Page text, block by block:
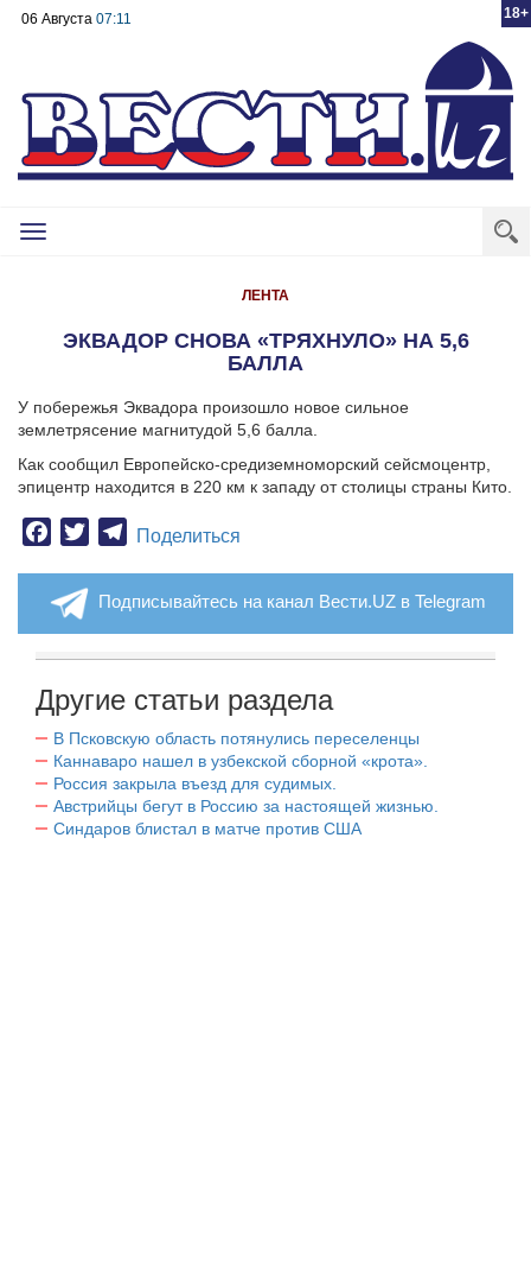
18+
06 Августа 07:11
Toggle
ЛЕНТА
ЭКВАДОР СНОВА «ТРЯХНУЛО» НА 5,6
БАЛЛА
У побережья Эквадора произошло новое сильное
землетрясение магнитудой 5,6 балла.
Как сообщил Европейско-средиземноморский сейсмоцентр,
эпицентр находится в 220 км к западу от столицы страны Кито.
Facebook
TwitterTelegram
Поделиться
Подписывайтесь на канал Вести.UZ в Telegram
Другие статьи раздела
В Псковскую область потянулись переселенцы
Каннаваро нашел в узбекской сборной «крота».
Россия закрыла въезд для судимых.
Австрийцы бегут в Россию за настоящей жизнью.
Синдаров блистал в матче против США